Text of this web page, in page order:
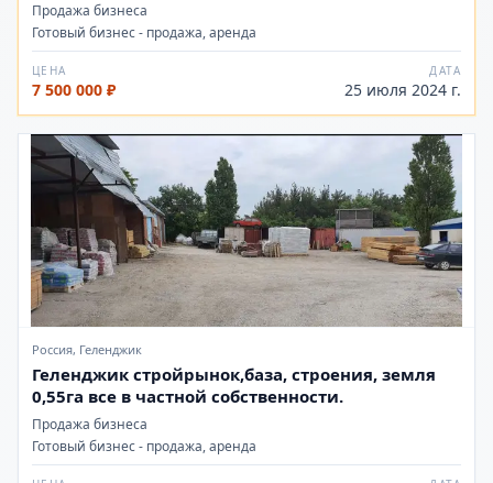
Продажа бизнеса
Готовый бизнес - продажа, аренда
ЦЕНА
7 500 000 ₽
ДАТА
25 июля 2024 г.
Россия, Геленджик
Геленджик стройрынок,база, строения, земля
0,55га все в частной собственности.
Продажа бизнеса
Готовый бизнес - продажа, аренда